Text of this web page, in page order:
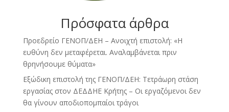
Πρόσφατα άρθρα
Προεδρείο ΓΕΝΟΠ/ΔΕΗ – Ανοιχτή επιστολή: «Η
ευθύνη δεν μεταφέρεται. Αναλαμβάνεται πριν
θρηνήσουμε θύματα»
Εξώδικη επιστολή της ΓΕΝΟΠ/ΔΕΗ: Τετράωρη στάση
εργασίας στον ΔΕΔΔΗΕ Κρήτης – Οι εργαζόμενοι δεν
θα γίνουν αποδιοπομπαίοι τράγοι